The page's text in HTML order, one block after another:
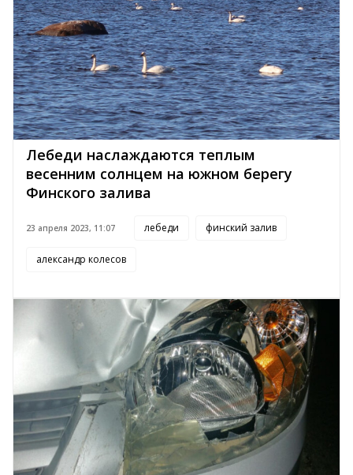
Лебеди наслаждаются теплым
весенним солнцем на южном берегу
Финского залива
23 апреля 2023, 11:07 лебеди финский залив
александр колесов